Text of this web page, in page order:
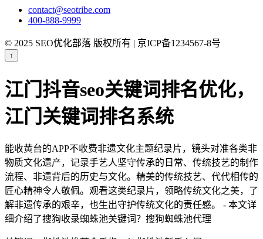
contact@seotribe.com
400-888-9999
© 2025 SEO优化部落 版权所有 | 京ICP备1234567-8号
↑
江门抖音seo关键词排名优化，
江门关键词排名系统
能收黄台的APP不收费非遗文化主题纪录片，镜头对准各类非
物质文化遗产，记录手艺人坚守传承的日常、传统技艺的制作
流程、非遗背后的历史与文化。精美的传统技艺、代代相传的
匠心精神令人敬佩。观看这类纪录片，领略传统文化之美，了
解非遗传承的艰辛，也生出守护传统文化的责任感。 - 本文详
细介绍了搜狗收录蜘蛛池关键词？搜狗蜘蛛池代理